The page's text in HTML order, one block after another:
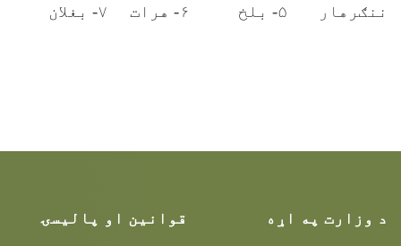
ننګرهار ۵- بلخ ۶- هرات ۷- بغلان
د وزارت په اړه قوانین او پالیسۍ